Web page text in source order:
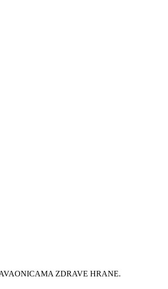
ZDRAVE HRANE.